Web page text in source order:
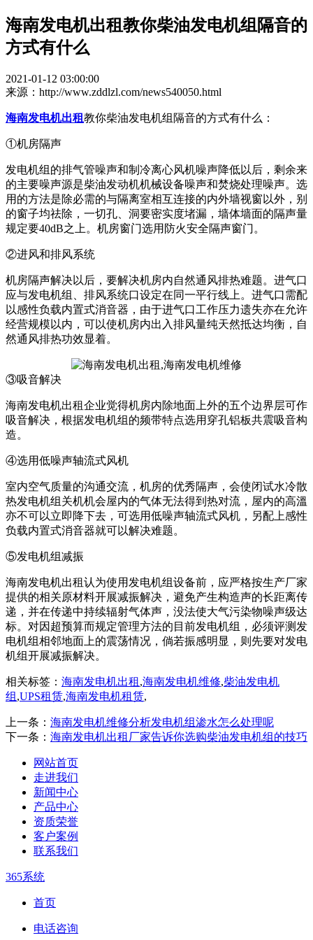
海南发电机出租教你柴油发电机组隔音的
方式有什么
2021-01-12 03:00:00
来源：http://www.zddlzl.com/news540050.html
海南发电机出租教你柴油发电机组隔音的方式有什么：
①机房隔声
发电机组的排气管噪声和制冷离心风机噪声降低以后，剩余来
的主要噪声源是柴油发动机机械设备噪声和焚烧处理噪声。选
用的方法是除必需的与隔离室相互连接的内外墙视窗以外，别
的窗子均祛除，一切孔、洞要密实度堵漏，墙体墙面的隔声量
规定要40dB之上。机房窗门选用防火安全隔声窗门。
②进风和排风系统
机房隔声解决以后，要解决机房内自然通风排热难题。进气口
应与发电机组、排风系统口设定在同一平行线上。进气口需配
以感性负载内置式消音器，由于进气口工作压力遗失亦在允许
经营规模以内，可以使机房内出入排风量纯天然抵达均衡，自
然通风排热功效显着。
③吸音解决
海南发电机出租企业觉得机房内除地面上外的五个边界层可作
吸音解决，根据发电机组的频带特点选用穿孔铝板共震吸音构
造。
④选用低噪声轴流式风机
室内空气质量的沟通交流，机房的优秀隔声，会使闭试水冷散
热发电机组关机机会屋内的气体无法得到热对流，屋内的高溫
亦不可以立即降下去，可选用低噪声轴流式风机，另配上感性
负载内置式消音器就可以解决难题。
⑤发电机组减振
海南发电机出租认为使用发电机组设备前，应严格按生产厂家
提供的相关原材料开展减振解决，避免产生构造声的长距离传
递，并在传递中持续辐射气体声，没法使大气污染物噪声级达
标。对因超预算而规定管理方法的目前发电机组，必须评测发
电机组相邻地面上的震荡情况，倘若振感明显，则先要对发电
机组开展减振解决。
相关标签： 海南发电机出租 ,海南发电机维修,柴油发电机
组 ,UPS租赁,海南发电机租赁,
上一条： 海南发电机维修分析发电机组渗水怎么处理呢
下一条： 海南发电机出租厂家告诉你选购柴油发电机组的技巧
网站首页
走进我们
新闻中心
产品中心
资质荣誉
客户案例
联系我们
365系统
首页
电话咨询